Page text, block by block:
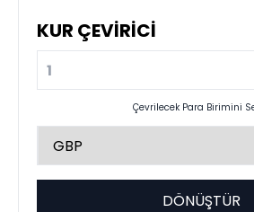
KUR ÇEVİRİCİ
Çevrilecek Para Birimini
DÖNÜŞTÜR